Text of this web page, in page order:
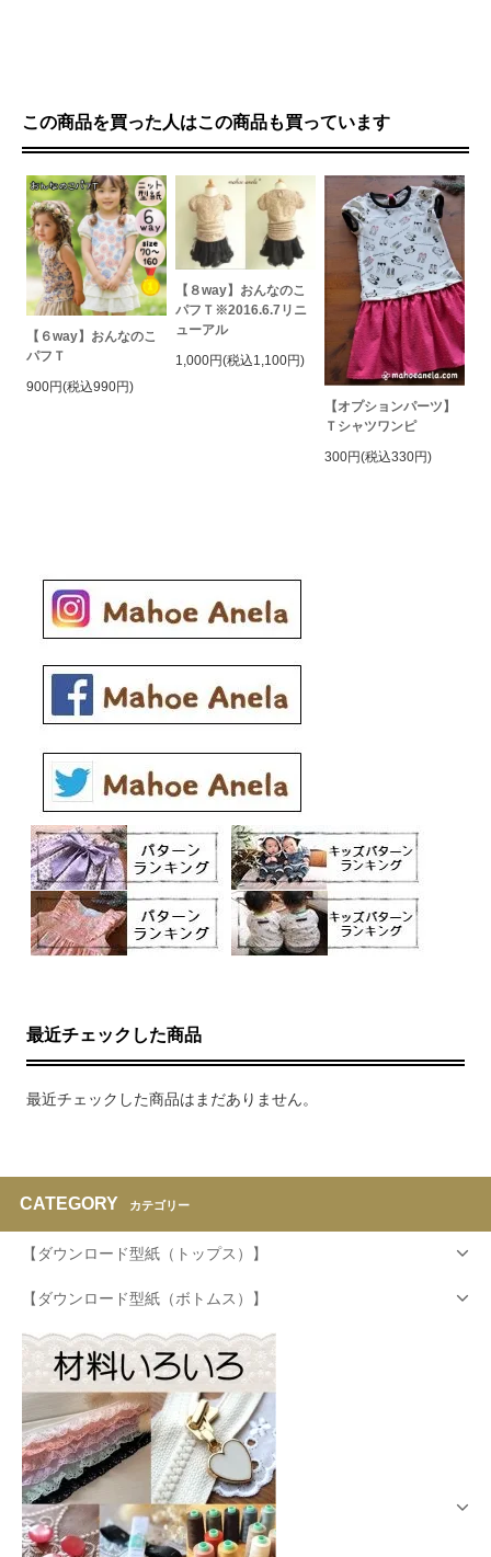
この商品を買った人はこの商品も買っています
【６way】おんなのこ
パフＴ
900円(税込990円)
【８way】おんなのこ
パフＴ※2016.6.7リニ
ューアル
1,000円(税込1,100円)
【オプションパーツ】
Ｔシャツワンピ
300円(税込330円)
最近チェックした商品
最近チェックした商品はまだありません。
CATEGORY カテゴリー
【ダウンロード型紙（トップス）】
【ダウンロード型紙（ボトムス）】